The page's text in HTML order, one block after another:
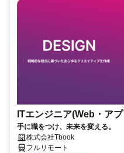
ITエンジニア(Web・ア
手に職をつけ、未来を変える。
株式会社Tbook
フルリモート